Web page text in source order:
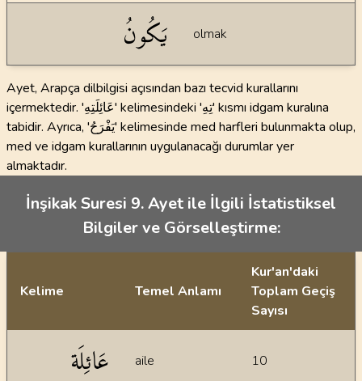
يَكُونُ olmak
Ayet, Arapça dilbilgisi açısından bazı tecvid kurallarını
içermektedir. 'عَائِلَتِهِ' kelimesindeki 'تِهِ' kısmı idgam kuralına
tabidir. Ayrıca, 'يَفْرَحُ' kelimesinde med harfleri bulunmakta olup,
med ve idgam kurallarının uygulanacağı durumlar yer
almaktadır.
İnşikak Suresi 9. Ayet ile İlgili İstatistiksel
Bilgiler ve Görselleştirme:
Kelime Temel Anlamı
Kur'an'daki
Toplam Geçiş
Sayısı
عَائِلَة aile 10